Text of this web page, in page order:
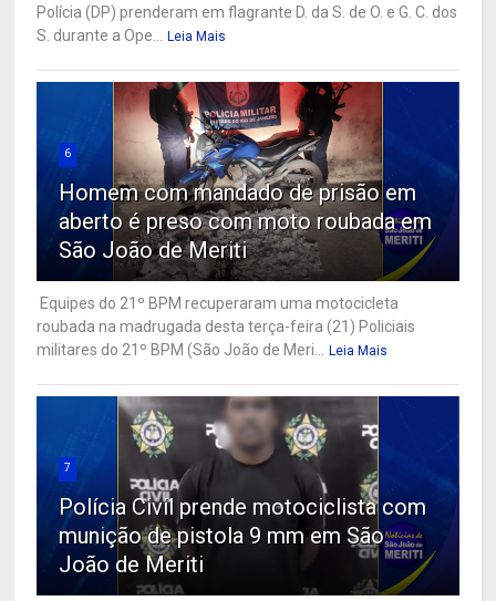
Polícia (DP) prenderam em flagrante D. da S. de O. e G. C. dos
S. durante a Ope... Leia Mais
6
Homem com mandado de prisão em
aberto é preso com moto roubada em
São João de Meriti
Equipes do 21º BPM recuperaram uma motocicleta
roubada na madrugada desta terça-feira (21) Policiais
militares do 21º BPM (São João de Meri... Leia Mais
7
Polícia Civil prende motociclista com
munição de pistola 9 mm em São
João de Meriti